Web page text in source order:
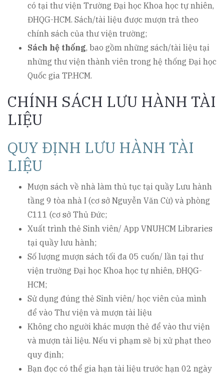
có tại thư viện Trường Đại học Khoa học tự nhiên,
ĐHQG-HCM. Sách/tài liệu được mượn trả theo
chính sách của thư viện trường;
Sách hệ thống, bao gồm những sách/tài liệu tại
những thư viện thành viên trong hệ thống Đại học
Quốc gia TP.HCM.
CHÍNH SÁCH LƯU HÀNH TÀI
LIỆU
QUY ĐỊNH LƯU HÀNH TÀI
LIỆU
Mượn sách về nhà làm thủ tục tại quầy Lưu hành
tầng 9 tòa nhà I (cơ sở Nguyễn Văn Cừ) và phòng
C111 (cơ sở Thủ Đức;
Xuất trình thẻ Sinh viên/ App VNUHCM Libraries
tại quầy lưu hành;
Số lượng mượn sách tối đa 05 cuốn/ lần tại thư
viện trường Đại học Khoa học tự nhiên, ĐHQG-
HCM;
Sử dụng đúng thẻ Sinh viên/ học viên của mình
để vào Thư viện và mượn tài liệu
Không cho người khác mượn thẻ để vào thư viện
và mượn tài liệu. Nếu vi phạm sẽ bị xử phạt theo
quy định;
Bạn đọc có thể gia hạn tài liệu trước hạn 02 ngày